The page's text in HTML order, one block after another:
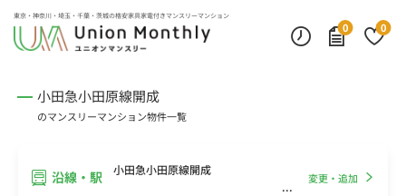
東京・神奈川・埼玉・千葉・茨城の格安家具家電付きマンスリーマンション
0
0
小田急小田原線開成
のマンスリーマンション物件一覧
沿線・駅 小田急小田原線開成
変更・追加